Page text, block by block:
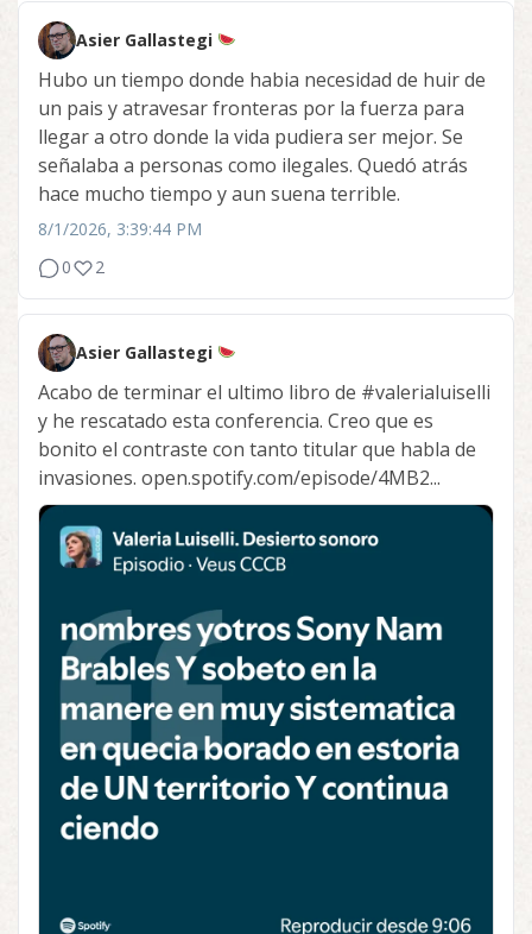
Asier Gallastegi
Hubo un tiempo donde habia necesidad de huir de
un pais y atravesar fronteras por la fuerza para
llegar a otro donde la vida pudiera ser mejor. Se
señalaba a personas como ilegales. Quedó atrás
hace mucho tiempo y aun suena terrible.
8/1/2026, 3:39:44 PM
0
2
Asier Gallastegi
Acabo de terminar el ultimo libro de #valerialuiselli
y he rescatado esta conferencia. Creo que es
bonito el contraste con tanto titular que habla de
invasiones. open.spotify.com/episode/4MB2...